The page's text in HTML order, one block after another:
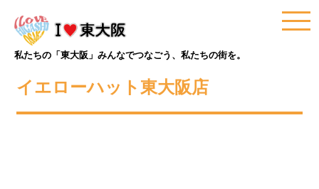
私たちの「東大阪」みんなでつなごう、私たちの街を。
イエローハット東大阪店